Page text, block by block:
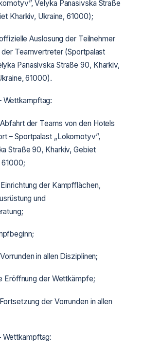
Velyka Panasivska Straße
Kharkiv, Ukraine, 61000);
Auslosung der Teilnehmer
Teamvertreter (Sportpalast
Panasivska Straße 90, Kharkiv,
61000).
Wettkampftag:
der Teams von den Hotels
– Sportpalast „Lokomotyv”,
Straße 90, Kharkiv, Gebiet
61000;
der Kampfflächen,
und
in allen Disziplinen;
Eröffnung der Wettkämpfe;
der Vorrunden in allen
Wettkampftag: